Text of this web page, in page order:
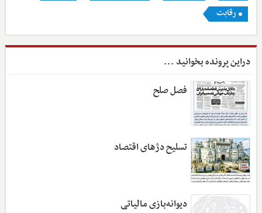
رقابت
دراین پرونده بخوانید ...
فصل صلح
تسلیح دژهای اقتصاد
دیوانه‌بازی مالیاتی